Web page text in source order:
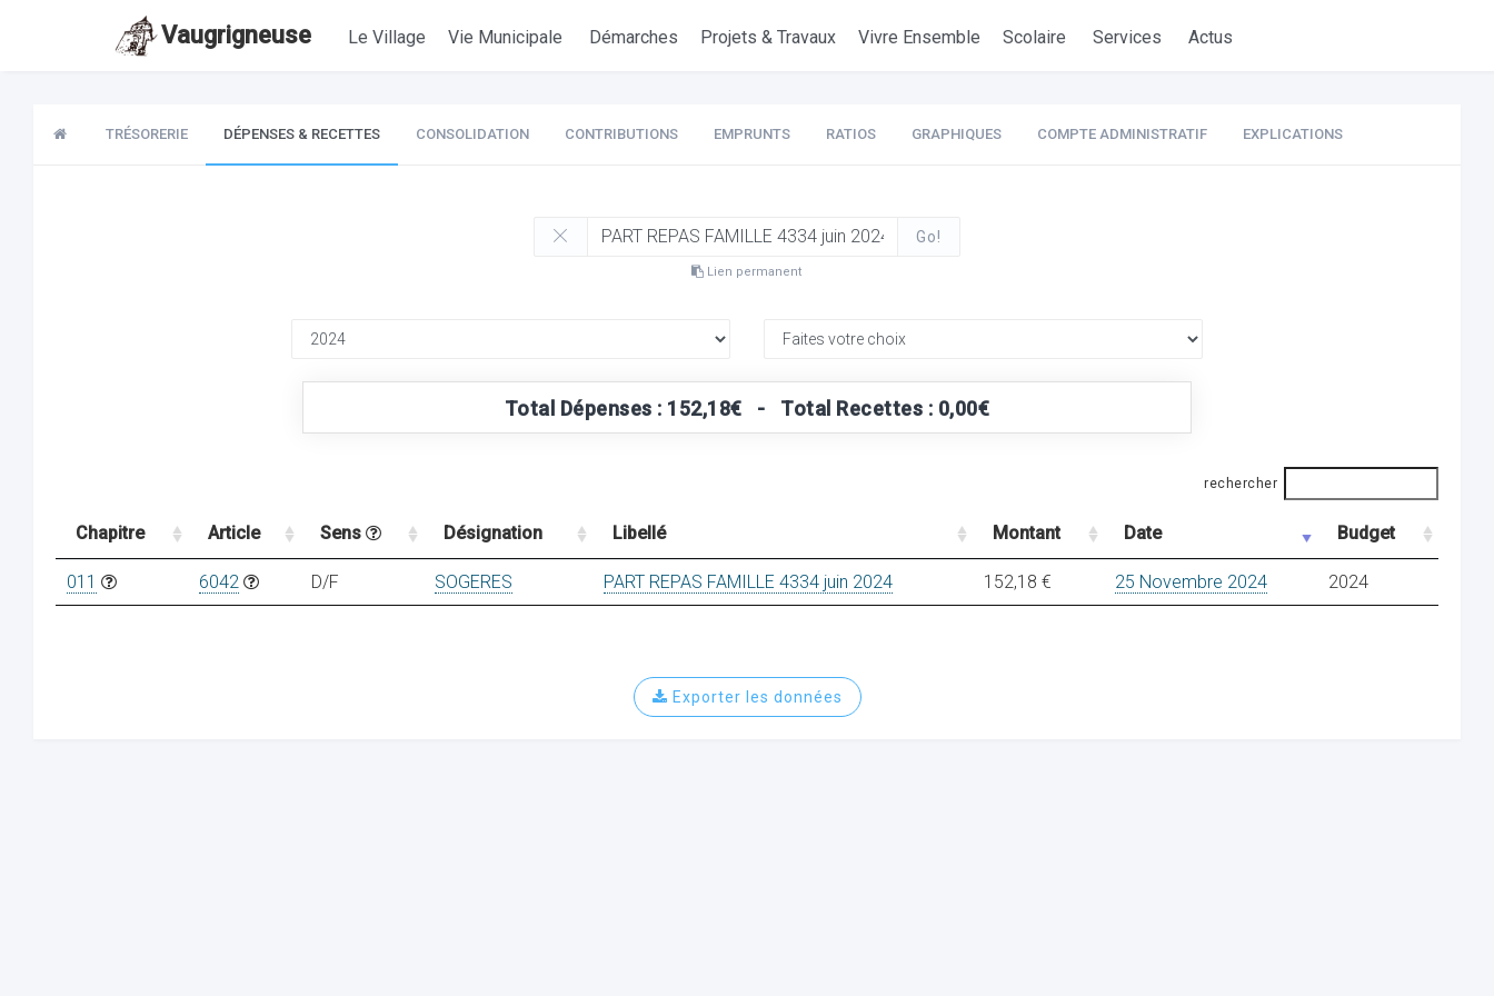
Vaugrigneuse Le Village Vie Municipale Démarches Projets & Travaux Vivre Ensemble Scolaire Services Actus
TRÉSORERIE DÉPENSES & RECETTES CONSOLIDATION CONTRIBUTIONS EMPRUNTS RATIOS GRAPHIQUES COMPTE ADMINISTRATIF EXPLICATIONS
Go!
Lien permanent
Total Dépenses : 152,18€ - Total Recettes : 0,00€
rechercher
Chapitre Article Sens Désignation Libellé Montant Date Budget
011 6042 D/F SOGERES PART REPAS FAMILLE 4334 juin 2024 152,18 € 25 Novembre 2024 2024
Exporter les données